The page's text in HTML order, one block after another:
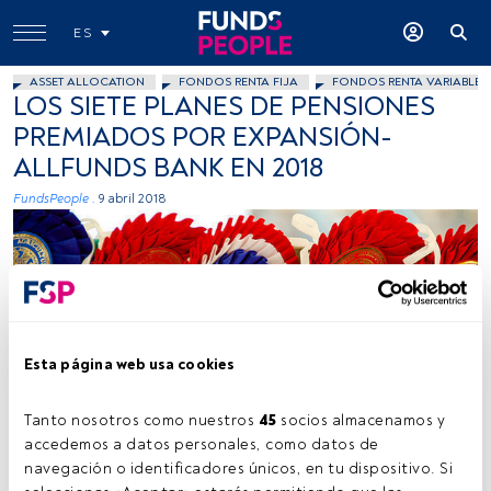
Esta página web usa cookies
Tanto nosotros como nuestros 45 socios almacenamos y
accedemos a datos personales, como datos de
navegación o identificadores únicos, en tu dispositivo. Si
ES
ASSET ALLOCATION FONDOS RENTA FIJA FONDOS RENTA VARIABLE
LOS SIETE PLANES DE PENSIONES
PREMIADOS POR EXPANSIÓN-
ALLFUNDS BANK EN 2018
FundsPeople . 9 abril 2018
Tiempo lectura: 3 min.